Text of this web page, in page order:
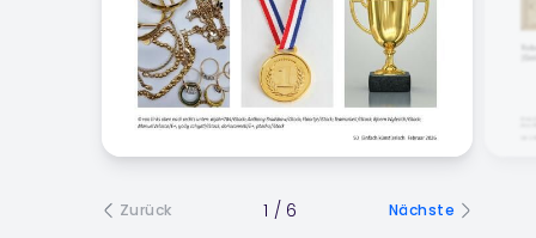
Zurück 1 / 6 Nächste